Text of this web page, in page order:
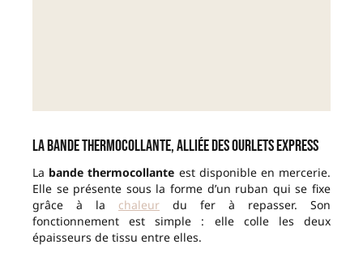
La bande thermocollante, alliée des ourlets express
La bande thermocollante est disponible en mercerie.
Elle se présente sous la forme d’un ruban qui se fixe
grâce à la chaleur du fer à repasser. Son
fonctionnement est simple : elle colle les deux
épaisseurs de tissu entre elles.